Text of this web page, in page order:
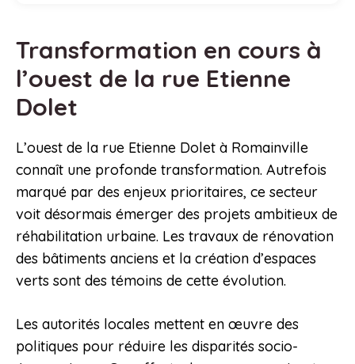
Transformation en cours à
l’ouest de la rue Etienne
Dolet
L’ouest de la rue Etienne Dolet à Romainville
connaît une profonde transformation. Autrefois
marqué par des enjeux prioritaires, ce secteur
voit désormais émerger des projets ambitieux de
réhabilitation urbaine. Les travaux de rénovation
des bâtiments anciens et la création d’espaces
verts sont des témoins de cette évolution.
Les autorités locales mettent en œuvre des
politiques pour réduire les disparités socio-